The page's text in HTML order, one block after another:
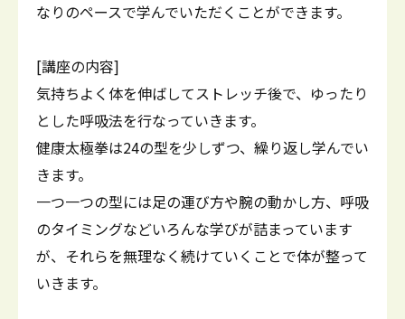
なりのペースで学んでいただくことができます。
[講座の内容]
気持ちよく体を伸ばしてストレッチ後で、ゆったり
とした呼吸法を行なっていきます。
健康太極拳は24の型を少しずつ、繰り返し学んでい
きます。
一つ一つの型には足の運び方や腕の動かし方、呼吸
のタイミングなどいろんな学びが詰まっています
が、それらを無理なく続けていくことで体が整って
いきます。